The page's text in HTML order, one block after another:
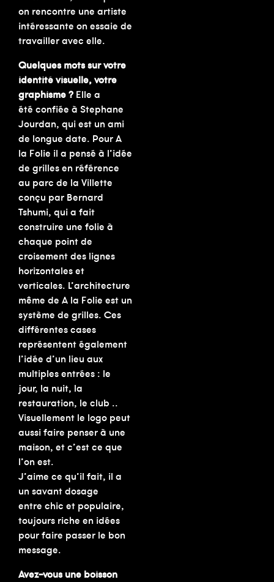
on rencontre une artiste
intéressante on essaie de
travailler avec elle.
Quelques mots sur votre
identité visuelle, votre
graphisme ? Elle a
été confiée à Stephane
Jourdan, qui est un ami
de longue date. Pour A
la Folie il a pensé à l’idée
de grilles en référence
au parc de la Villette
conçu par Bernard
Tshumi, qui a fait
construire une folie à
chaque point de
croisement des lignes
horizontales et
verticales. L’architecture
même de A la Folie est un
système de grilles. Ces
différentes cases
représentent également
l’idée d’un lieu aux
multiples entrées : le
jour, la nuit, la
restauration, le club ..
Visuellement le logo peut
aussi faire penser à une
maison, et c’est ce que
l’on est.
J’aime ce qu’il fait, il a
un savant dosage
entre chic et populaire,
toujours riche en idées
pour faire passer le bon
message.
Avez-vous une boisson